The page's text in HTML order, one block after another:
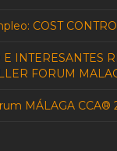
COST
E INTERESANTES
FORUM
MÁLAGA CCA®